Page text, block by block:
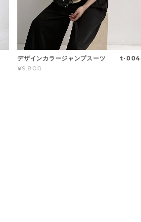
デザインカラージャンプスーツ t-
¥9,800